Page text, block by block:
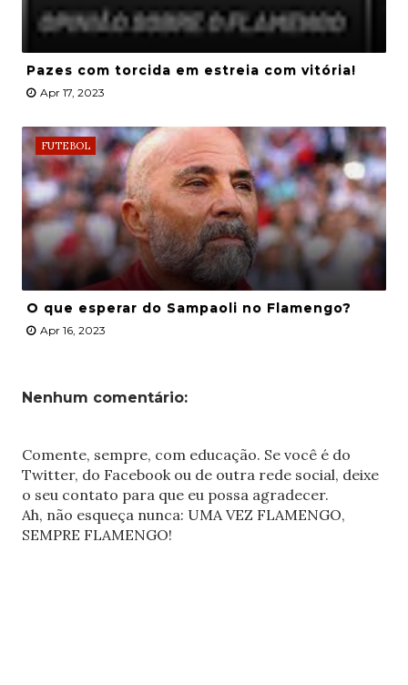
Pazes com torcida em estreia com vitória!
Apr 17, 2023
FUTEBOL
O que esperar do Sampaoli no Flamengo?
Apr 16, 2023
Nenhum comentário:
Comente, sempre, com educação. Se você é do
Twitter, do Facebook ou de outra rede social, deixe
o seu contato para que eu possa agradecer.
Ah, não esqueça nunca: UMA VEZ FLAMENGO,
SEMPRE FLAMENGO!